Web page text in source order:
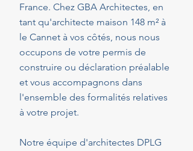
France. Chez GBA Architectes, en
tant qu'architecte maison 148 m² à
le Cannet à vos côtés, nous nous
occupons de votre permis de
construire ou déclaration préalable
et vous accompagnons dans
l'ensemble des formalités relatives
à votre projet.
Notre équipe d'architectes DPLG